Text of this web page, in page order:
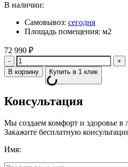
В наличии:
Самовывоз: сегодня
Площадь помещения: м2
72 990 ₽
Количество
В корзину Купить в 1 клик
Консультация
Мы создаем комфорт и здоровье
Закажите бесплатную
Имя: